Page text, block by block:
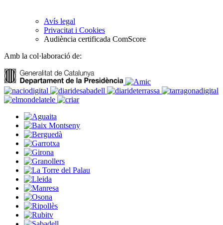
Avís legal
Privacitat i Cookies
Audiència certificada ComScore
Amb la col·laboració de: